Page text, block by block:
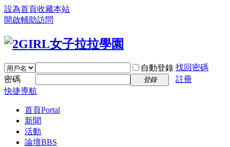
設為首頁收藏本站
開啟輔助訪問
自動登錄 找回密碼
密碼
登錄
註冊
快捷導航
首頁Portal
新聞
活動
論壇BBS